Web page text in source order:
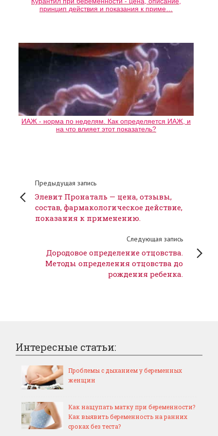
принцип действия и показания к приме…
ИАЖ - норма по неделям. Как определяется ИАЖ, и
на что влияет этот показатель?
Предыдущая запись
Элевит Пронаталь — цена, отзывы,
состав, фармакологическое действие,
показания к применению.
Следующая запись
Дородовое определение отцовства.
Методы определения отцовства до
рождения ребенка.
Интересные статьи:
Проблемы с дыханием у беременных
женщин
Как нащупать матку при беременности?
Как выявить беременность на ранних
сроках без теста?